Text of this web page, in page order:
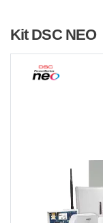
Kit DSC NEO